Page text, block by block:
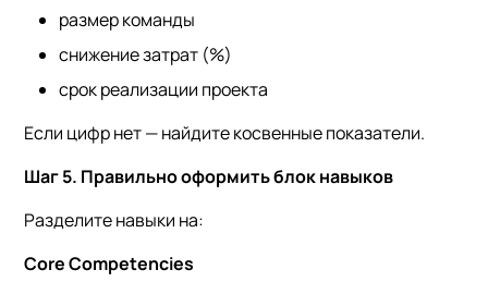
размер команды
снижение затрат (%)
срок реализации проекта
Если цифр нет — найдите косвенные показатели.
Шаг 5. Правильно оформить блок навыков
Разделите навыки на:
Core Competencies